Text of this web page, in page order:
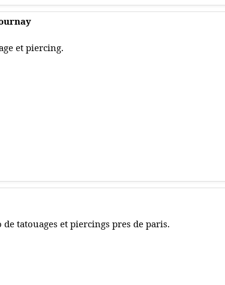
et piercing.
de tatouages et piercings pres de paris.